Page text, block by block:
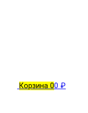
Корзина 00 ₽